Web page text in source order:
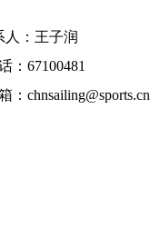
人：王子润
：67100481
：chnsailing@sports.cn